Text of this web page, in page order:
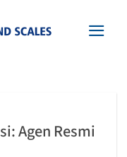
Agen Resmi